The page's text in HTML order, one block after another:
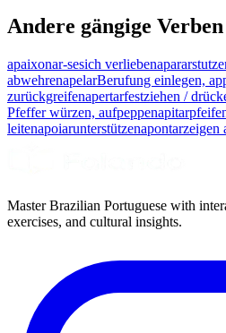
Andere gängige Verben
apaixonar-sesich verliebenaparar
abwehrenapelarBerufung einlegen,
zurückgreifenapertarfestziehen /
Pfeffer würzen, aufpeppenapitar
leitenapoiarunterstützenapontarzeigen
Master Brazilian Portuguese with
exercises, and cultural insights.